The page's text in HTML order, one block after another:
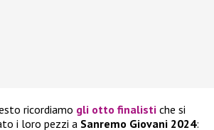
ricordiamo gli otto finalisti che si
i loro pezzi a Sanremo Giovani 2024: